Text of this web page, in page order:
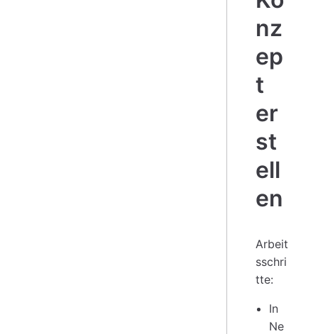
nz
ep
t
er
st
ell
en
Arbeit
sschri
tte:
In
Ne